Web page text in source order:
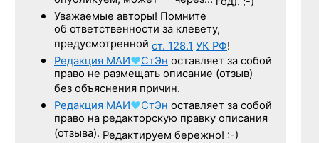
Уважаемые авторы! Помните
об ответственности за клевету,
предусмотренной ст. 128.1 УК РФ!
Редакция МАИ♥СтЭн оставляет за собой
право не размещать описание (отзыв)
без объяснения причин.
Редакция МАИ♥СтЭн оставляет за собой
право на редакторскую правку описания
(отзыва). Редактируем бережно! :-)